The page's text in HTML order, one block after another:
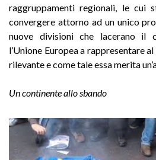
raggruppamenti regionali, le cui
convergere attorno ad un unico
nuove divisioni che lacerano il
l’Unione Eu­ropea a rappresentare
rilevante e come tale essa merita
Un continente allo sbando